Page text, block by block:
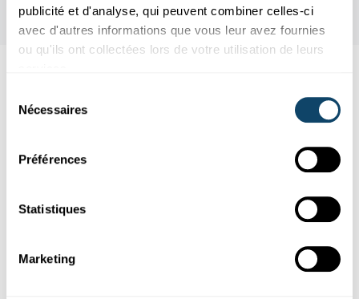
publicité et d'analyse, qui peuvent combiner celles-ci
avec d'autres informations que vous leur avez fournies
ou qu'ils ont collectées lors de votre utilisation de leurs
Nécessaires
Préférences
Statistiques
Marketing